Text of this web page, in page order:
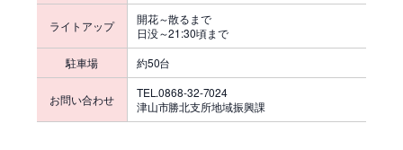
ライトアップ
開花～散るまで
日没～21:30頃まで
駐車場
約50台
お問い合わせ
TEL.0868-32-7024
津山市勝北支所地域振興課